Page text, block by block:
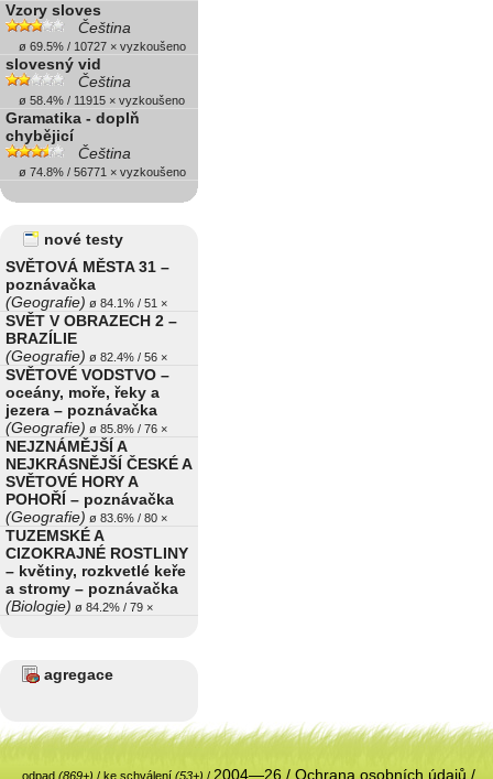
Vzory sloves
Čeština
ø 69.5% / 10727 × vyzkoušeno
slovesný vid
Čeština
ø 58.4% / 11915 × vyzkoušeno
Gramatika - doplň
chybějicí
Čeština
ø 74.8% / 56771 × vyzkoušeno
nové testy
SVĚTOVÁ MĚSTA 31 –
poznávačka
(Geografie) ø 84.1% / 51 ×
SVĚT V OBRAZECH 2 –
BRAZÍLIE
(Geografie) ø 82.4% / 56 ×
SVĚTOVÉ VODSTVO –
oceány, moře, řeky a
jezera – poznávačka
(Geografie) ø 85.8% / 76 ×
NEJZNÁMĚJŠÍ A
NEJKRÁSNĚJŠÍ ČESKÉ A
SVĚTOVÉ HORY A
POHOŘÍ – poznávačka
(Geografie) ø 83.6% / 80 ×
TUZEMSKÉ A
CIZOKRAJNÉ ROSTLINY
– květiny, rozkvetlé keře
a stromy – poznávačka
(Biologie) ø 84.2% / 79 ×
agregace
odpad (869+) / ke schválení (53+) / 2004—26 / Ochrana osobních údajů /